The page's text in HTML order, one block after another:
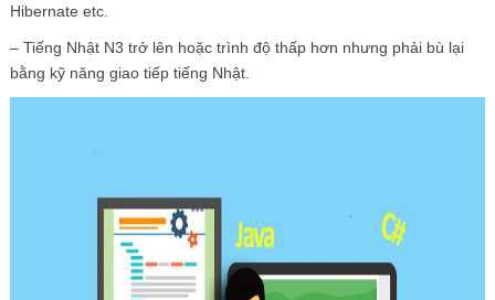
Hibernate etc.
– Tiếng Nhật N3 trở lên hoặc trình độ thấp hơn nhưng phải bù lại
bằng kỹ năng giao tiếp tiếng Nhật.